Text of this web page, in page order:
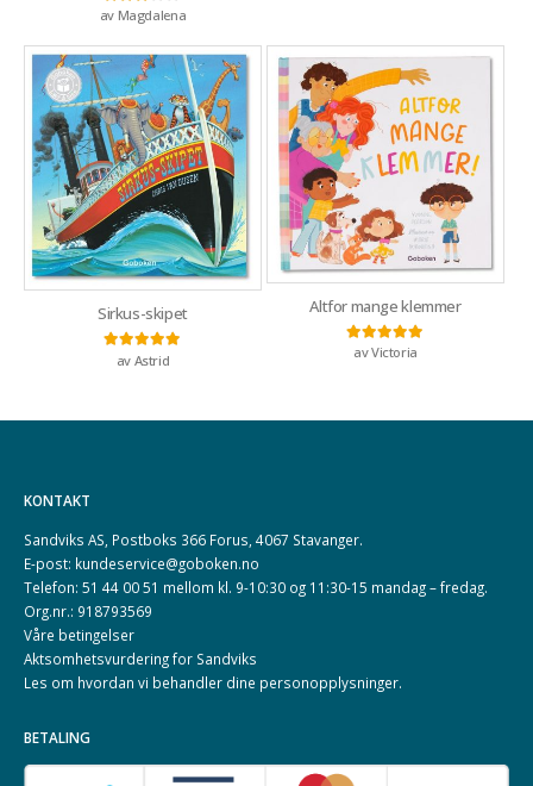
Vurdert3av 5
av Magdalena
Sirkus-skipet
Vurdert5
av Astrid
Altfor mange klemmer
Vurdert5av 5
av Victoria
KONTAKT
Sandviks AS, Postboks 366 Forus, 4067 Stavanger.
E-post: kundeservice@goboken.no
Telefon: 51 44 00 51 mellom kl. 9-10:30 og 11:30-15 mandag – fredag.
Org.nr.: 918793569
Våre betingelser
Aktsomhetsvurdering for Sandviks
Les om hvordan vi behandler dine personopplysninger.
BETALING